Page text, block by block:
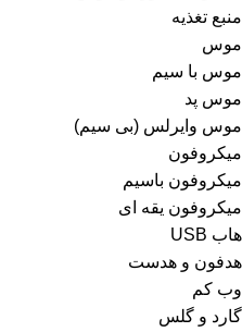
منبع تغذیه
موس
موس با سیم
موس پد
موس وایرلس (بی سیم)
میکروفون
میکروفون باسیم
میکروفون یقه ای
هاب USB
هدفون و هدست
وب کم
گارد و گلس